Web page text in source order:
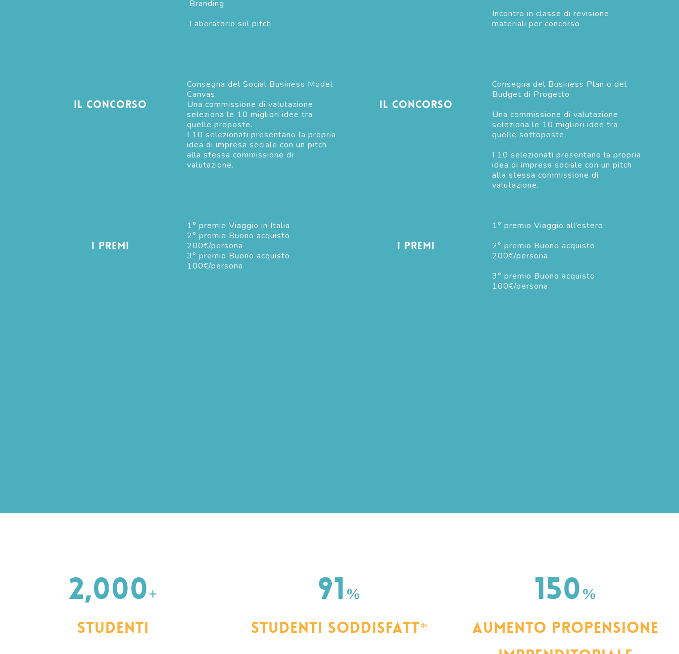
Branding
Laboratorio sul pitch
Incontro in classe di revisione
materiali per concorso
Il concorso
Consegna del Social Business Model
Canvas.
Una commissione di valutazione
seleziona le 10 migliori idee tra
quelle proposte.
I 10 selezionati presentano la propria
idea di impresa sociale con un pitch
alla stessa commissione di
valutazione.
Il concorso
Consegna del Business Plan o del
Budget di Progetto
Una commissione di valutazione
seleziona le 10 migliori idee tra
quelle sottoposte.
I 10 selezionati presentano la propria
idea di impresa sociale con un pitch
alla stessa commissione di
valutazione.
I premi
1° premio Viaggio in Italia
2° premio Buono acquisto
200€/persona
3° premio Buono acquisto
100€/persona
I premi
1° premio Viaggio all’estero;
2° premio Buono acquisto
200€/persona
3° premio Buono acquisto
100€/persona
2,000+
Studenti
91 %
Studenti soddisfatt*
150%
Aumento propensione